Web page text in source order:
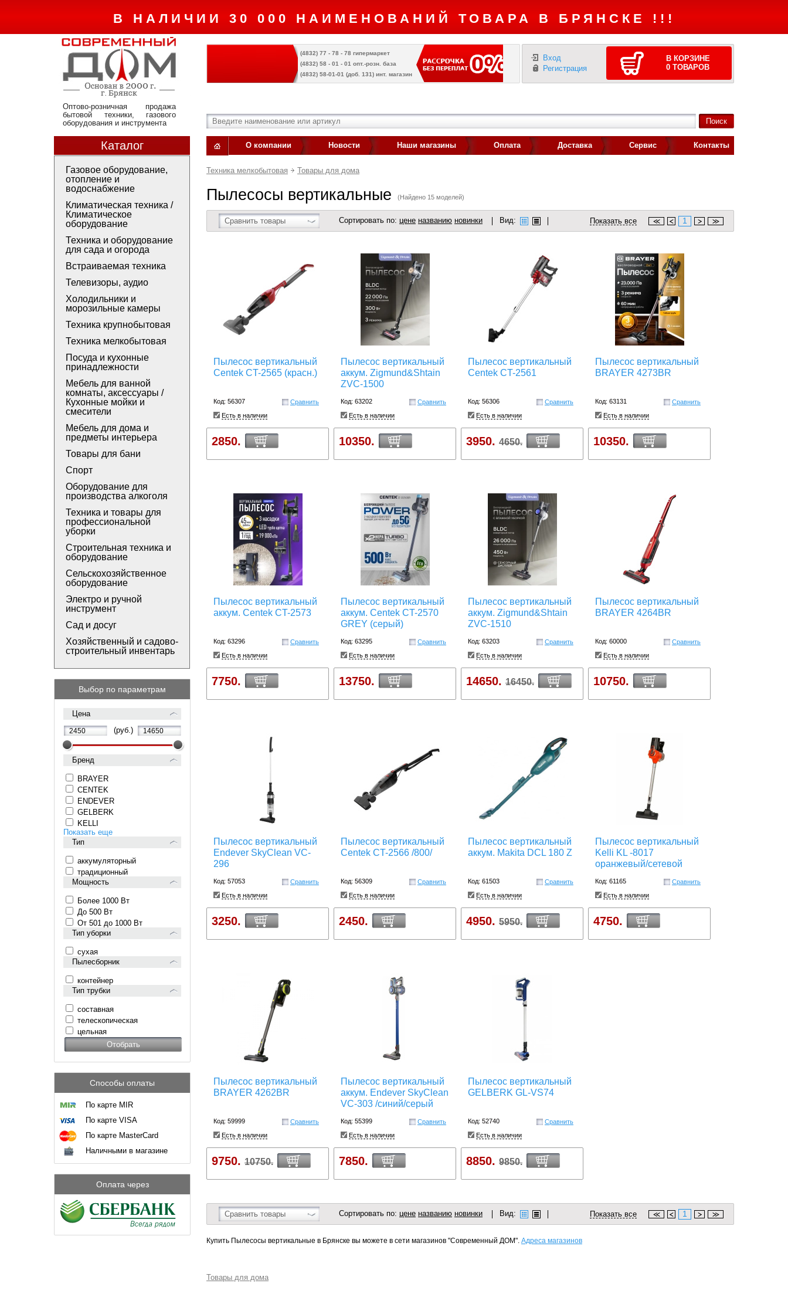
В НАЛИЧИИ 30 000 НАИМЕНОВАНИЙ ТОВАРА В БРЯНСКЕ !!!
Оптово-розничная продажа
бытовой техники, газового
оборудования и инструмента
(4832) 77 - 78 - 78 гипермаркет
(4832) 58 - 01 - 01 опт.-розн. база
(4832) 58-01-01 (доб. 131) инт. магазин
Вход
Регистрация
В КОРЗИНЕ
0 ТОВАРОВ
Каталог
Газовое оборудование,
отопление и
водоснабжение
Климатическая техника /
Климатическое
оборудование
Техника и оборудование
для сада и огорода
Встраиваемая техника
Телевизоры, аудио
Холодильники и
морозильные камеры
Техника крупнобытовая
Техника мелкобытовая
Посуда и кухонные
принадлежности
Мебель для ванной
комнаты, аксессуары /
Кухонные мойки и
смесители
Мебель для дома и
предметы интерьера
Товары для бани
Спорт
Оборудование для
производства алкоголя
Техника и товары для
профессиональной
уборки
Строительная техника и
оборудование
Сельскохозяйственное
оборудование
Электро и ручной
инструмент
Сад и досуг
Хозяйственный и садово-
строительный инвентарь
Выбор по параметрам
Цена
(руб.)
Бренд
BRAYER
CENTEK
ENDEVER
GELBERK
KELLI
Показать еще
Тип
аккумуляторный
традиционный
Мощность
Более 1000 Вт
До 500 Вт
От 501 до 1000 Вт
Тип уборки
сухая
Пылесборник
контейнер
Тип трубки
составная
телескопическая
цельная
Способы оплаты
По карте MIR
По карте VISA
По карте MasterCard
Наличными в магазине
Оплата через
О компании Новости Наши магазины Оплата Доставка Сервис Контакты
Техника мелкобытовая Товары для дома
Пылесосы вертикальные (Найдено 15 моделей)
Сравнить товары Сортировать по: цене названию новинки Вид: Показать все 1
Пылесос вертикальный
Centek CT-2565 (красн.)
Код: 56307
Сравнить
Есть в наличии
2850.
Пылесос вертикальный
аккум. Zigmund&Shtain
ZVC-1500
Код: 63202
Сравнить
Есть в наличии
10350.
Пылесос вертикальный
Centek CT-2561
Код: 56306
Сравнить
Есть в наличии
3950. 4650.
Пылесос вертикальный
BRAYER 4273BR
Код: 63131
Сравнить
Есть в наличии
10350.
Пылесос вертикальный
аккум. Centek CT-2573
Код: 63296
Сравнить
Есть в наличии
7750.
Пылесос вертикальный
аккум. Centek CT-2570
GREY (серый)
Код: 63295
Сравнить
Есть в наличии
13750.
Пылесос вертикальный
аккум. Zigmund&Shtain
ZVC-1510
Код: 63203
Сравнить
Есть в наличии
14650. 16450.
Пылесос вертикальный
BRAYER 4264BR
Код: 60000
Сравнить
Есть в наличии
10750.
Пылесос вертикальный
Endever SkyClean VC-
296
Код: 57053
Сравнить
Есть в наличии
3250.
Пылесос вертикальный
Centek CT-2566 /800/
Код: 56309
Сравнить
Есть в наличии
2450.
Пылесос вертикальный
аккум. Makita DCL 180 Z
Код: 61503
Сравнить
Есть в наличии
4950. 5950.
Пылесос вертикальный
Kelli KL -8017
оранжевый/сетевой
Код: 61165
Сравнить
Есть в наличии
4750.
Пылесос вертикальный
BRAYER 4262BR
Код: 59999
Сравнить
Есть в наличии
9750. 10750.
Пылесос вертикальный
аккум. Endever SkyClean
VC-303 /синий/серый
Код: 55399
Сравнить
Есть в наличии
7850.
Пылесос вертикальный
GELBERK GL-VS74
Код: 52740
Сравнить
Есть в наличии
8850. 9850.
Сравнить товары Сортировать по: цене названию новинки Вид: Показать все 1
Купить Пылесосы вертикальные в Брянске вы можете в сети магазинов "Современный ДОМ". Адреса магазинов
Товары для дома